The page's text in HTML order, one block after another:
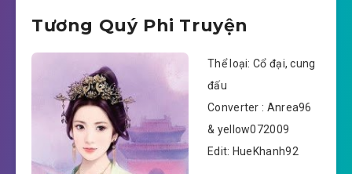
Tương Quý Phi Truyện
Thể loại: Cổ đại, cung
đấu
Converter : Anrea96
& yellow072009
Edit: HueKhanh92